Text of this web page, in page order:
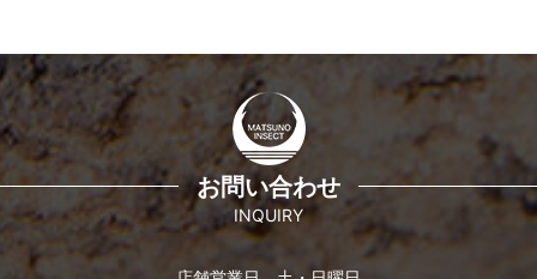
お問い合わせ
INQUIRY